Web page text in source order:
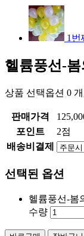
1번
헬륨풍선-
상품 선택옵션 0
판매가격
포인트
2점
배송비결제
선택된 옵션
헬륨풍선-봄
수량